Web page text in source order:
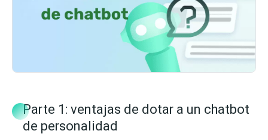
Parte 1: ventajas de dotar a un chatbot
de personalidad